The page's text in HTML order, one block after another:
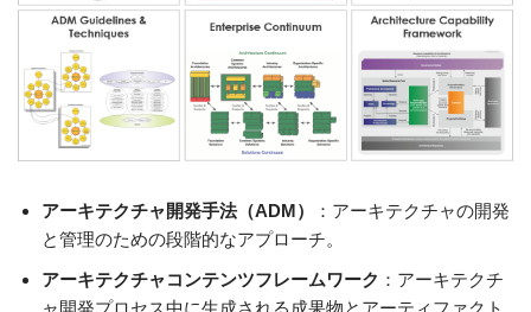
アーキテクチャ開発手法（ADM）
：アーキテクチャの開発
と管理のための段階的なアプローチ。
アーキテクチャコンテンツフレームワーク ：アーキテクチ
ャ開発プロセス中に生成される成果物とアーティファクト